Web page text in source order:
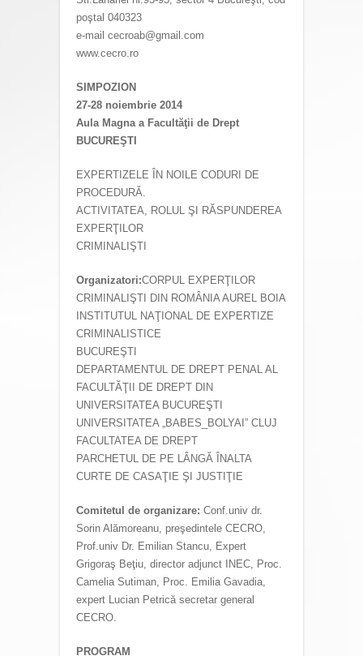
poştal 040323
e-mail cecroab@gmail.com
www.cecro.ro
SIMPOZION
27-28 noiembrie 2014
Aula Magna a Facultăţii de Drept
BUCUREŞTI
EXPERTIZELE ÎN NOILE CODURI DE
PROCEDURĂ.
ACTIVITATEA, ROLUL ŞI RĂSPUNDEREA
EXPERŢILOR
CRIMINALIŞTI
Organizatori:CORPUL EXPERŢILOR
CRIMINALIŞTI DIN ROMÂNIA AUREL BOIA
INSTITUTUL NAŢIONAL DE EXPERTIZE
CRIMINALISTICE
BUCUREŞTI
DEPARTAMENTUL DE DREPT PENAL AL
FACULTĂŢII DE DREPT DIN
UNIVERSITATEA BUCUREŞTI
UNIVERSITATEA „BABES_BOLYAI” CLUJ
FACULTATEA DE DREPT
PARCHETUL DE PE LÂNGĂ ÎNALTA
CURTE DE CASAŢIE ŞI JUSTIŢIE
Comitetul de organizare: Conf.univ dr.
Sorin Alămoreanu, preşedintele CECRO,
Prof.univ Dr. Emilian Stancu, Expert
Grigoraş Beţiu, director adjunct INEC, Proc.
Camelia Sutiman, Proc. Emilia Gavadia,
expert Lucian Petrică secretar general
CECRO.
PROGRAM